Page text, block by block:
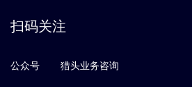
扫码关注
公众号 猎头业务咨询